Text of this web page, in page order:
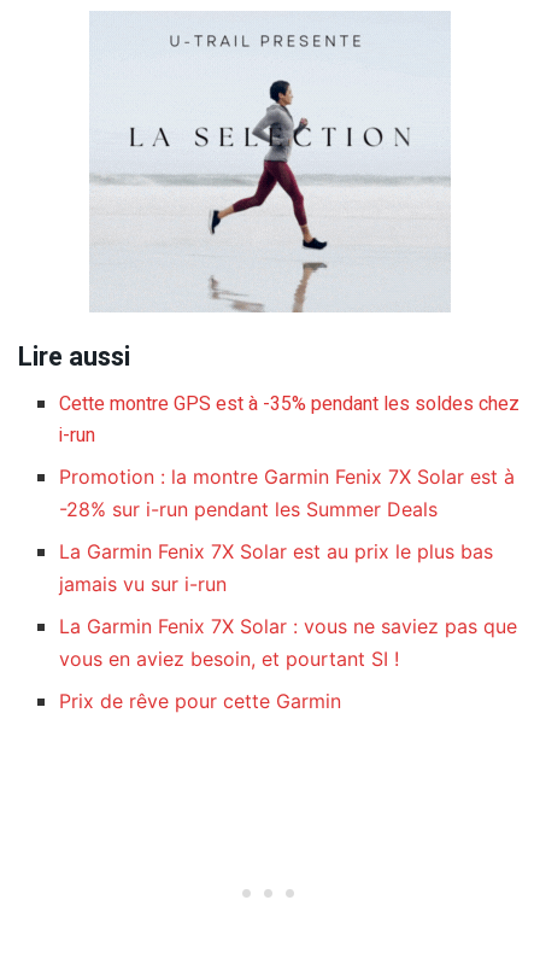
Lire aussi
Cette montre GPS est à -35% pendant les soldes chez
i-run
Promotion : la montre Garmin Fenix 7X Solar est à
-28% sur i-run pendant les Summer Deals
La Garmin Fenix 7X Solar est au prix le plus bas
jamais vu sur i-run
La Garmin Fenix 7X Solar : vous ne saviez pas que
vous en aviez besoin, et pourtant SI !
Prix de rêve pour cette Garmin